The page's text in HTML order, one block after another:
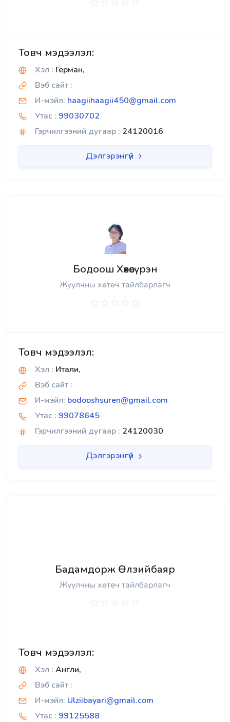
Товч мэдээлэл:
Хэл : Герман,
Вэб сайт :
И-мэйл: haagiihaagii450@gmail.com
Утас : 99030702
Гэрчилгээний дугаар : 24120016
Дэлгэрэнгүй
Бодоош Хөхөөсүрэн
Жуулчны хөтөч тайлбарлагч
Товч мэдээлэл:
Хэл : Итали,
Вэб сайт :
И-мэйл: bodooshsuren@gmail.com
Утас : 99078645
Гэрчилгээний дугаар : 24120030
Дэлгэрэнгүй
Бадамдорж Өлзийбаяр
Жуулчны хөтөч тайлбарлагч
Товч мэдээлэл:
Хэл : Англи,
Вэб сайт :
И-мэйл: Ulziibayari@gmail.com
Утас : 99125588